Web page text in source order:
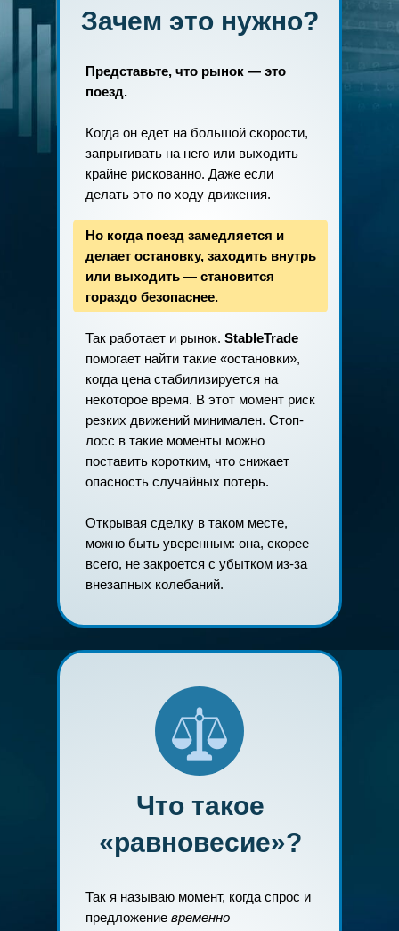
Представьте, что рынок — это
поезд.
Когда он едет на большой скорости,
запрыгивать на него или выходить —
крайне рискованно. Даже если
делать это по ходу движения.
Но когда поезд замедляется и
делает остановку, заходить внутрь
или выходить — становится
гораздо безопаснее.
Так работает и рынок. StableTrade
помогает найти такие «остановки»,
когда цена стабилизируется на
некоторое время. В этот момент риск
резких движений минимален. Стоп-
лосс в такие моменты можно
поставить коротким, что снижает
опасность случайных потерь.
Открывая сделку в таком месте,
можно быть уверенным: она, скорее
всего, не закроется с убытком из-за
внезапных колебаний.
Зачем это нужно?
Так я называю момент, когда спрос и
предложение временно
Что такое
«равновесие»?